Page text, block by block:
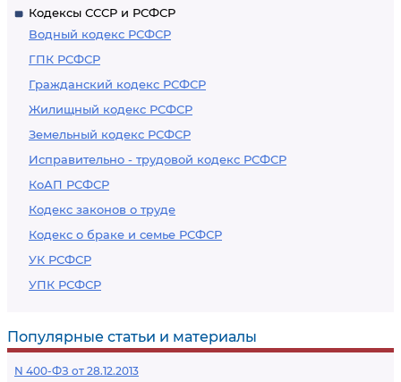
Кодексы СССР и РСФСР
Водный кодекс РСФСР
ГПК РСФСР
Гражданский кодекс РСФСР
Жилищный кодекс РСФСР
Земельный кодекс РСФСР
Исправительно - трудовой кодекс РСФСР
КоАП РСФСР
Кодекс законов о труде
Кодекс о браке и семье РСФСР
УК РСФСР
УПК РСФСР
Популярные статьи и материалы
N 400-ФЗ от 28.12.2013